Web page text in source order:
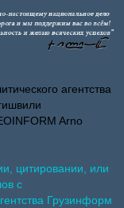
агентства
Arno
цитировании, или
с
Грузинформ